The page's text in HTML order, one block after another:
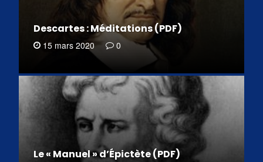
Descartes : Méditations (PDF)
15 mars 2020 0
Le « Manuel » d’Épictète (PDF)